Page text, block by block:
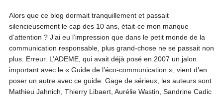
Alors que ce blog dormait tranquillement et passait
silencieusement le cap des 10 ans, était-ce mon manque
d’attention ? J’ai eu l’impression que dans le petit monde de la
communication responsable, plus grand-chose ne se passait non
plus. Erreur. L’ADEME, qui avait déjà posé en 2007 un jalon
important avec le « Guide de l’éco-communication », vient d’en
poser un autre avec ce guide. Gage de sérieux, les auteurs sont
Mathieu Jahnich, Thierry Libaert, Aurélie Wastin, Sandrine Cadic